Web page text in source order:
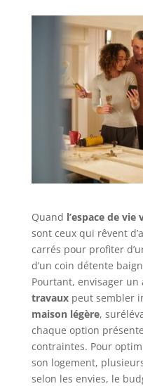
Quand l’espace de
sont ceux qui rêvent
carrés pour profiter
d’un coin détente
Pourtant, envisager un
travauxpeut sembler
maison légère,
chaque option
contraintes. Pour
son logement,
selon les envies, le